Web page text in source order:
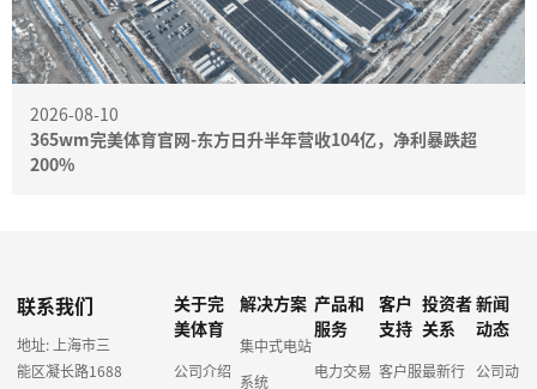
2026-08-10
365wm完美体育官网-东方日升半年营收104亿，净利暴跌超
200%
联系我们
地址: 上海市三
能区凝长路1688
关于完
美体育
公司介绍
解决方案
集中式电站
系统
产品和
服务
电力交易
客户
支持
客户服
投资者
关系
最新行
新闻
动态
公司动